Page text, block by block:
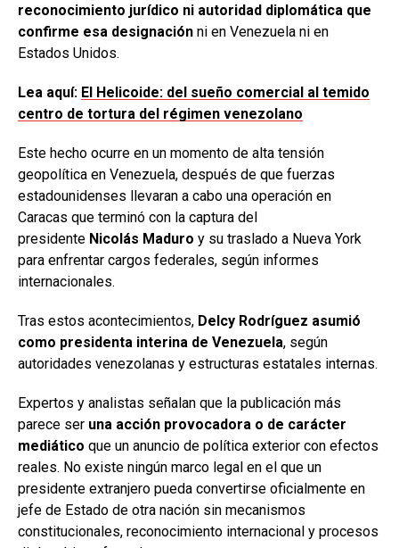
reconocimiento jurídico ni autoridad diplomática que
confirme esa designación ni en Venezuela ni en
Estados Unidos.
Lea aquí: El Helicoide: del sueño comercial al temido
centro de tortura del régimen venezolano
Este hecho ocurre en un momento de alta tensión
geopolítica en Venezuela, después de que fuerzas
estadounidenses llevaran a cabo una operación en
Caracas que terminó con la captura del
presidente Nicolás Maduro y su traslado a Nueva York
para enfrentar cargos federales, según informes
internacionales.
Tras estos acontecimientos, Delcy Rodríguez asumió
como presidenta interina de Venezuela, según
autoridades venezolanas y estructuras estatales internas.
Expertos y analistas señalan que la publicación más
parece ser una acción provocadora o de carácter
mediático que un anuncio de política exterior con efectos
reales. No existe ningún marco legal en el que un
presidente extranjero pueda convertirse oficialmente en
jefe de Estado de otra nación sin mecanismos
constitucionales, reconocimiento internacional y procesos